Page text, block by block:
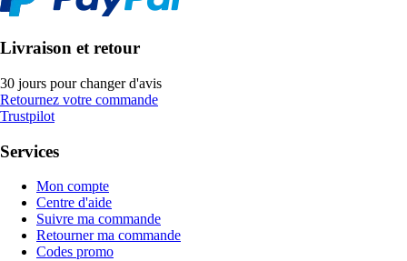
Livraison et retour
30 jours pour changer d'avis
Retournez votre commande
Trustpilot
Services
Mon compte
Centre d'aide
Suivre ma commande
Retourner ma commande
Codes promo